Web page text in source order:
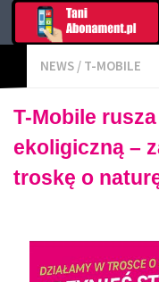
NEWS / T-MOBILE
T-Mobile
ekoligiczną –
troskę o